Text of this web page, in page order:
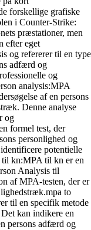
forskellige grafiske
i Counter-Strike:
præstationer, men
efter eget
og refererer til en type
adfærd og
og
analysis:MPA
af en persons
Denne analyse
og
formel test, der
personlighed og
potentielle
kn:MPA til kn er en
Analysis til
af MPA-testen, der er
to
til en specifik metode
kan indikere en
persons adfærd og